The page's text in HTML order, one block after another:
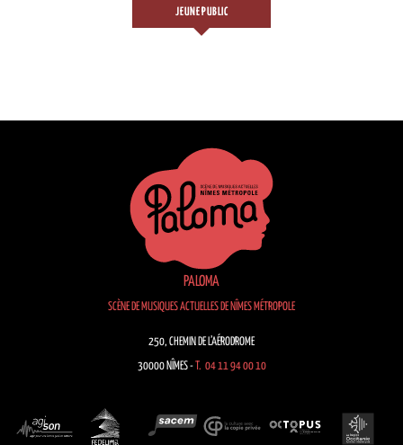
JEUNE PUBLIC
PALOMA
SCÈNE DE MUSIQUES ACTUELLES DE NÎMES MÉTROPOLE
250, CHEMIN DE L’AÉRODROME
30000 NÎMES - T. 04 11 94 00 10